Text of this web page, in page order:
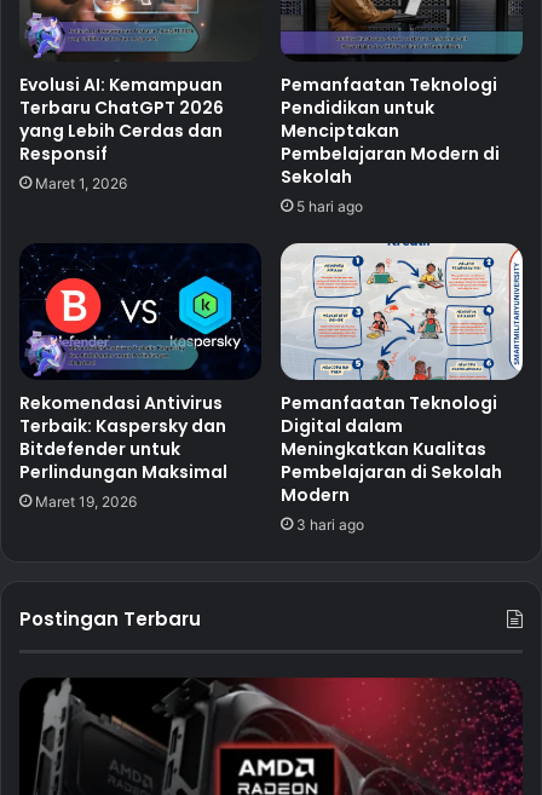
Evolusi AI: Kemampuan
Terbaru ChatGPT 2026
yang Lebih Cerdas dan
Responsif
Maret 1, 2026
Pemanfaatan Teknologi
Pendidikan untuk
Menciptakan
Pembelajaran Modern di
Sekolah
5 hari ago
Rekomendasi Antivirus
Terbaik: Kaspersky dan
Bitdefender untuk
Perlindungan Maksimal
Maret 19, 2026
Pemanfaatan Teknologi
Digital dalam
Meningkatkan Kualitas
Pembelajaran di Sekolah
Modern
3 hari ago
Postingan Terbaru